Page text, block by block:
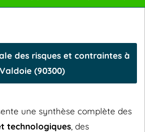
des risques et contraintes à
Valdoie (90300)
une synthèse complète des
technologiques , des